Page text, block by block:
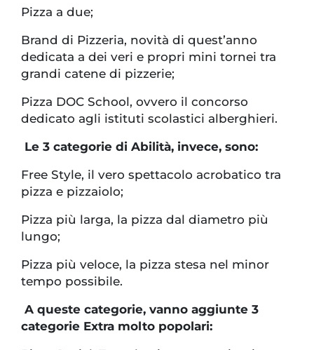
Pizza a due;
Brand di Pizzeria, novità di quest’anno
dedicata a dei veri e propri mini tornei tra
grandi catene di pizzerie;
Pizza DOC School, ovvero il concorso
dedicato agli istituti scolastici alberghieri.
Le 3 categorie di Abilità, invece, sono:
Free Style, il vero spettacolo acrobatico tra
pizza e pizzaiolo;
Pizza più larga, la pizza dal diametro più
lungo;
Pizza più veloce, la pizza stesa nel minor
tempo possibile.
A queste categorie, vanno aggiunte 3
categorie Extra molto popolari: